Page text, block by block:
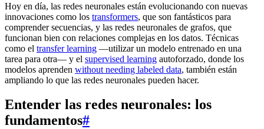
Hoy en día, las redes neuronales están evolucionando con nuevas
innovaciones como los transformers, que son fantásticos para
comprender secuencias, y las redes neuronales de grafos, que
funcionan bien con relaciones complejas en los datos. Técnicas
como el transfer learning —utilizar un modelo entrenado en una
tarea para otra— y el supervised learning autoforzado, donde los
modelos aprenden without needing labeled data, también están
ampliando lo que las redes neuronales pueden hacer.
Entender las redes neuronales: los
fundamentos#